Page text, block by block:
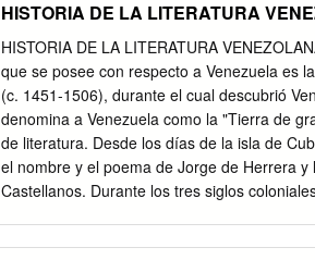
HISTORIA DE LA LITERATURA
HISTORIA DE LA LITERATURA
que se posee con respecto a Venezuela es
(c. 1451-1506), durante el cual descubrió
denomina a Venezuela como la "Tierra de
de literatura. Desde los días de la isla de
el nombre y el poema de Jorge de Herrera
Castellanos. Durante los tres siglos